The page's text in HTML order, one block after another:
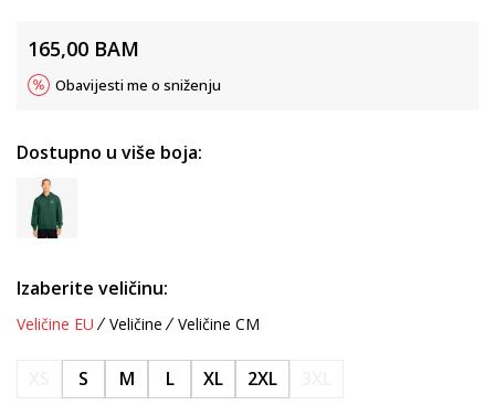
165,00 BAM
Obavijesti me o sniženju
Dostupno u više boja:
Izaberite veličinu:
Veličine EU Veličine Veličine CM
S M L XL 2XL